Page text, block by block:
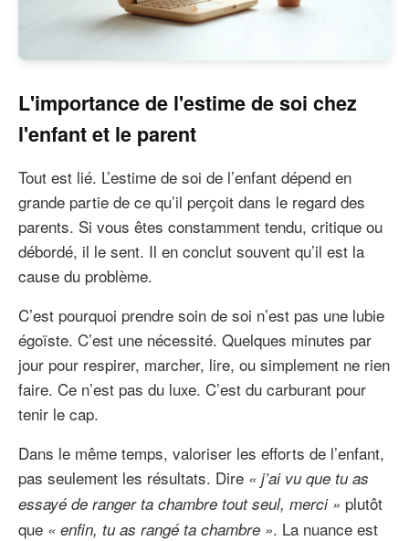
L'importance de l'estime de soi chez
l'enfant et le parent
Tout est lié. L’estime de soi de l’enfant dépend en
grande partie de ce qu’il perçoit dans le regard des
parents. Si vous êtes constamment tendu, critique ou
débordé, il le sent. Il en conclut souvent qu’il est la
cause du problème.
C’est pourquoi prendre soin de soi n’est pas une lubie
égoïste. C’est une nécessité. Quelques minutes par
jour pour respirer, marcher, lire, ou simplement ne rien
faire. Ce n’est pas du luxe. C’est du carburant pour
tenir le cap.
Dans le même temps, valoriser les efforts de l’enfant,
pas seulement les résultats. Dire « j’ai vu que tu as
essayé de ranger ta chambre tout seul, merci » plutôt
que « enfin, tu as rangé ta chambre ». La nuance est